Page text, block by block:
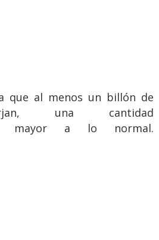
que al menos un billón de
una cantidad
mayor a lo normal.